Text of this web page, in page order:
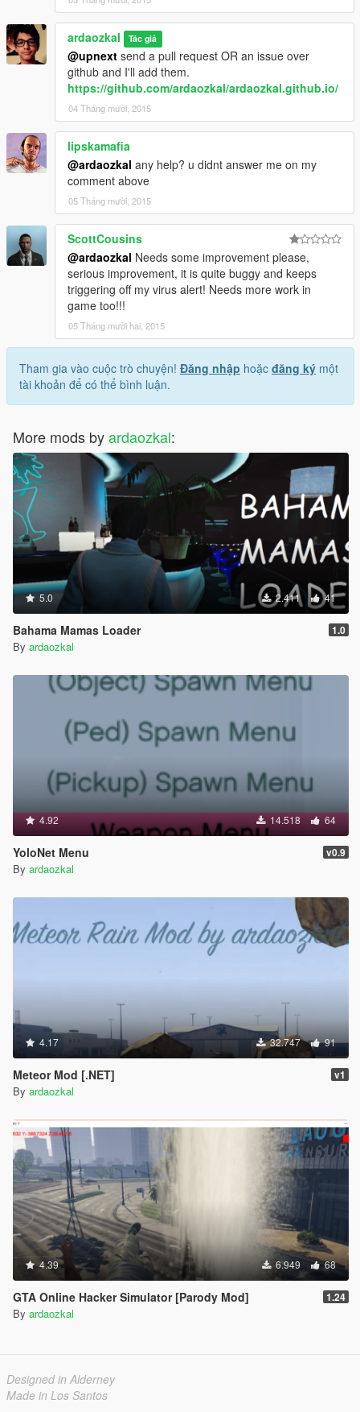
ardaozkal Tác giả
@upnext send a pull request OR an issue over
github and I'll add them.
https://github.com/ardaozkal/ardaozkal.github.io/
04 Tháng mười, 2015
lipskamafia
@ardaozkal any help? u didnt answer me on my
comment above
05 Tháng mười, 2015
ScottCousins
@ardaozkal Needs some improvement please,
serious improvement, it is quite buggy and keeps
triggering off my virus alert! Needs more work in
game too!!!
05 Tháng mười hai, 2015
Tham gia vào cuộc trò chuyện! Đăng nhập hoặc đăng ký một
tài khoản để có thể bình luận.
More mods byardaozkal:
5.0 2.411 41
Bahama Mamas Loader 1.0
By ardaozkal
4.92 14.518 64
YoloNet Menu v0.9
By ardaozkal
4.17 32.747 91
Meteor Mod [.NET] v1
By ardaozkal
4.39 6.949 68
GTA Online Hacker Simulator [Parody Mod] 1.24
By ardaozkal
Designed in Alderney
Made in Los Santos